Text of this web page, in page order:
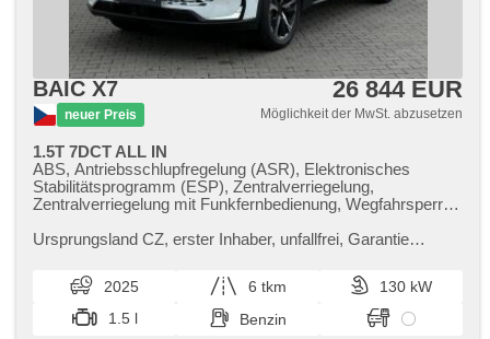
BAIC X7
neuer Preis
26 844 EUR
Möglichkeit der MwSt. abzusetzen
1.5T 7DCT ALL IN
ABS, Antriebsschlupfregelung (ASR), Elektronisches
Stabilitätsprogramm (ESP), Zentralverriegelung,
Zentralverriegelung mit Funkfernbedienung, Wegfahrsperre,
Scheinwerferwaschanlagen, El. Spiegel, beheizte Spiegel,
Multifunktionslenkrad, Servolenkung, hands free,
Scheibenwischersensor, El. einstellbare Sitze, Autoradio, 6x
Airbag, El. Seitenscheiben, Heckscheibenwischer,
Außenthermometer, Teilbare Rücksitzbank,
Ursprungsland CZ,​ erster Inhaber,​ unfallfrei,​ Garantie
s.r.o.,​ Krmelínská 773...
2025 6 tkm
130 kW
1.5 l
Benzin